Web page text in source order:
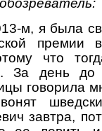
м, я была
премии
что
За день до
говорила
завтра,